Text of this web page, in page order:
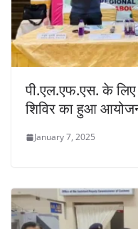
पी.एल.एफ.एस. के लिए
शिविर का हुआ
January 7, 2025